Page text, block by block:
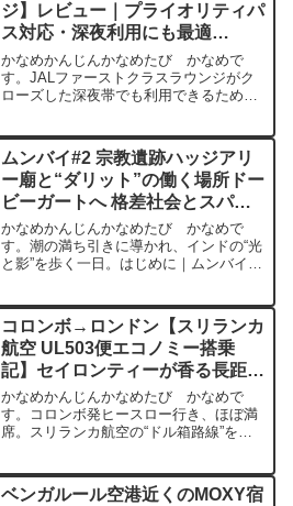
ジ】レビュー｜プライオリティパ
ス対応・深夜利用にも最適
【2025年9月】
かなめかんじんかなめたび かなめで
す。JALファーストクラスラウンジがク
ローズした深夜帯でも利用できるため、
基本情報項目内容場所・アクセス羽田空
港第3ターミナル 国際...
ムンバイ#2 宗教遺跡ハッジアリ
ー廟と“ダリット”の働く場所ドー
ビーガートへ 格差社会とスパイ
スの現実【2024年12月】
かなめかんじんかなめたび かなめで
す。潮の満ち引きに導かれ、インドの“光
と影”を歩く一日。はじめに｜ムンバイ2
インド最大の経済都市ムンバイは、眩い
ばかりの高層ビルが...
コロンボ→ロンドン【スリランカ
航空 UL503便エコノミー搭乗
記】セイロンティーが香る長距離
フライト【2025年9月】
かなめかんじんかなめたび かなめで
す。コロンボ発ヒースロー行き、ほぼ満
席。スリランカ航空の“ドル箱路線”を体
（SriLankan Airlines）・便名：UL503...
ベンガルール空港近くのMOXY宿